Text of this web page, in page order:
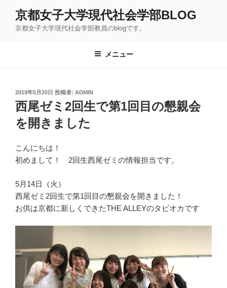
京都女子大学現代社会学部BLOG
京都女子大学現代社会学部教員のblogです。
メニュー
投
稿
日:
2019年5月20日 投稿者: ADMIN
西尾ゼミ2回生で第1回目の懇親会
を開きました
こんにちは！
初めまして！ 2回生西尾ゼミの情報担当です。
5月14日（火）️
西尾ゼミ2回生で第1回目の懇親会を開きました！
お供は京都に新しくできたTHE ALLEYのタピオカです